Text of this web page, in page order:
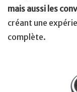
mais aussi les
créant une
complète.